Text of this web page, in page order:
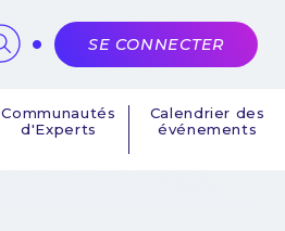
Communautés
d'Experts
Calendrier des
événements
SE CONNECTER